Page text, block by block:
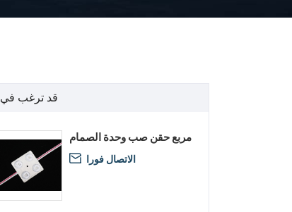
قد ترغب في
مربع حقن صب وحدة الصمام
 الاتصال فورا